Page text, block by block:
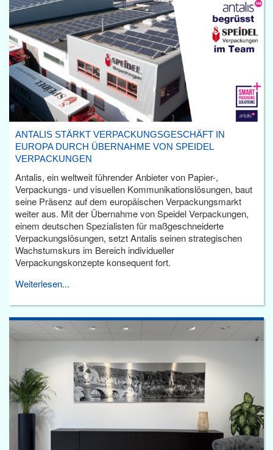
ANTALIS STÄRKT VERPACKUNGSGESCHÄFT IN
EUROPA DURCH ÜBERNAHME VON SPEIDEL
VERPACKUNGEN
Antalis, ein weltweit führender Anbieter von Papier-,
Verpackungs- und visuellen Kommunikationslösungen, baut
seine Präsenz auf dem europäischen Verpackungsmarkt
weiter aus. Mit der Übernahme von Speidel Verpackungen,
einem deutschen Spezialisten für maßgeschneiderte
Verpackungslösungen, setzt Antalis seinen strategischen
Wachstumskurs im Bereich individueller
Verpackungskonzepte konsequent fort.
Weiterlesen...